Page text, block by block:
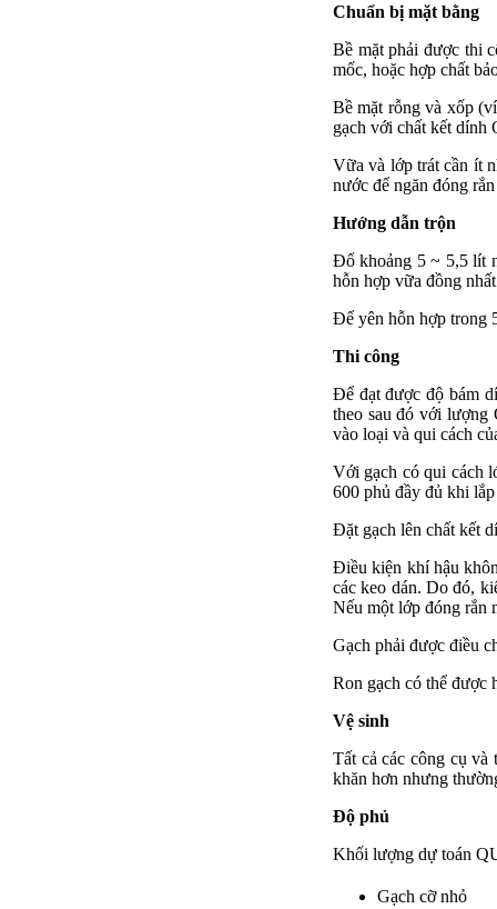
Chuẩn bị mặt bằng
Bề mặt phải được thi
mốc, hoặc hợp chất
Bề mặt rỗng và xốp
gạch với chất kết
Vữa và lớp trát cần ít
nước để ngăn đóng
Hướng dẫn trộn
Đổ khoảng 5 ~ 5,5 lít
hỗn hợp vữa đồng
Để yên hỗn hợp trong
Thi công
Để đạt được độ bám
theo sau đó với lượng
vào loại và qui cách
Với gạch có qui cách
600 phủ đầy đủ khi
Đặt gạch lên chất kết
Điều kiện khí hậu
các keo dán. Do đó,
Nếu một lớp đóng rắn
Gạch phải được điều
Ron gạch có thể được
Vệ sinh
Tất cả các công cụ và
khăn hơn nhưng
Độ phủ
Khối lượng dự toán
Gạch cỡ